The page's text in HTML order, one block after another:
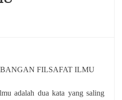
FILSAFAT ILMU
adalah dua kata yang saling